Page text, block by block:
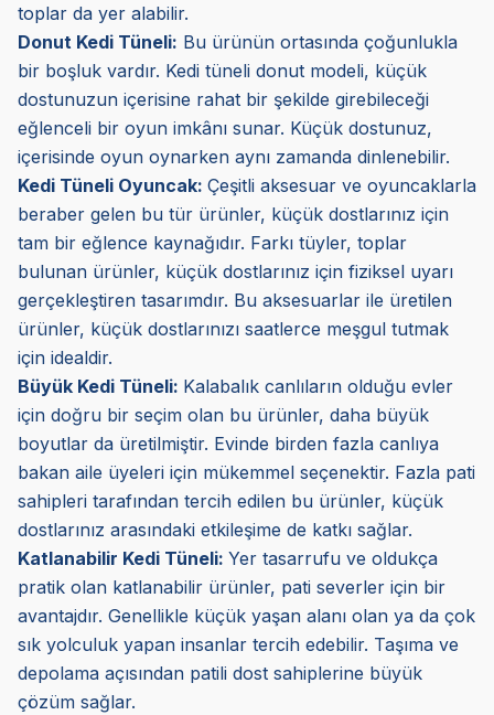
toplar da yer alabilir.
Donut Kedi Tüneli: Bu ürünün ortasında çoğunlukla
bir boşluk vardır. Kedi tüneli donut modeli, küçük
dostunuzun içerisine rahat bir şekilde girebileceği
eğlenceli bir oyun imkânı sunar. Küçük dostunuz,
içerisinde oyun oynarken aynı zamanda dinlenebilir.
Kedi Tüneli Oyuncak: Çeşitli aksesuar ve oyuncaklarla
beraber gelen bu tür ürünler, küçük dostlarınız için
tam bir eğlence kaynağıdır. Farkı tüyler, toplar
bulunan ürünler, küçük dostlarınız için fiziksel uyarı
gerçekleştiren tasarımdır. Bu aksesuarlar ile üretilen
ürünler, küçük dostlarınızı saatlerce meşgul tutmak
için idealdir.
Büyük Kedi Tüneli: Kalabalık canlıların olduğu evler
için doğru bir seçim olan bu ürünler, daha büyük
boyutlar da üretilmiştir. Evinde birden fazla canlıya
bakan aile üyeleri için mükemmel seçenektir. Fazla pati
sahipleri tarafından tercih edilen bu ürünler, küçük
dostlarınız arasındaki etkileşime de katkı sağlar.
Katlanabilir Kedi Tüneli: Yer tasarrufu ve oldukça
pratik olan katlanabilir ürünler, pati severler için bir
avantajdır. Genellikle küçük yaşan alanı olan ya da çok
sık yolculuk yapan insanlar tercih edebilir. Taşıma ve
depolama açısından patili dost sahiplerine büyük
çözüm sağlar.